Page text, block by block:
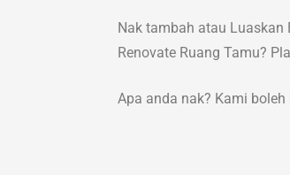
Nak tambah atau Luaskan
Renovate Ruang Tamu?
Apa anda nak? Kami boleh